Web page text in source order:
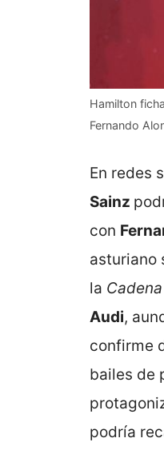
Hamilton
Fernando
En redes
Sainz
con
asturiano
la
Audi,
confirme
bailes de
podría